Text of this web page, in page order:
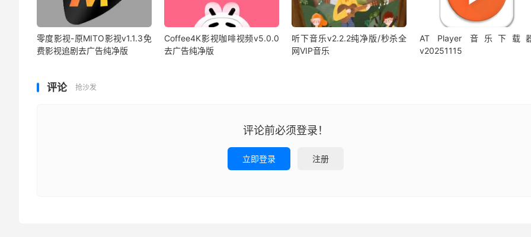
零度影视-原MITO影视v1.1.3免
费影视追剧去广告纯净版
Coffee4K影视咖啡视频v5.0.0
去广告纯净版
听下音乐v2.2.2纯净版/秒杀全
网VIP音乐
AT Player 音乐下载
v20251115
评论 抢沙发
评论前必须登录！
立即登录 注册